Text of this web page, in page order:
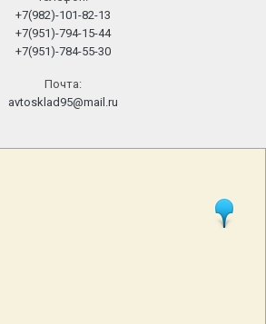
+7(982)-101-82-13
+7(951)-794-15-44
+7(951)-784-55-30
Почта:
avtosklad95@mail.ru